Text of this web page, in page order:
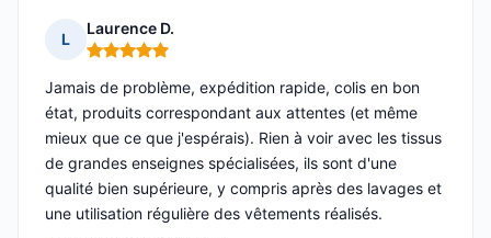
L
Laurence D.
Note : 5 sur 5
Jamais de problème, expédition rapide, colis en bon
état, produits correspondant aux attentes (et même
mieux que ce que j'espérais). Rien à voir avec les tissus
de grandes enseignes spécialisées, ils sont d'une
qualité bien supérieure, y compris après des lavages et
une utilisation régulière des vêtements réalisés.